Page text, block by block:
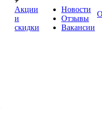
Акции
и
скидки
Новости
Отзывы
Вакансии